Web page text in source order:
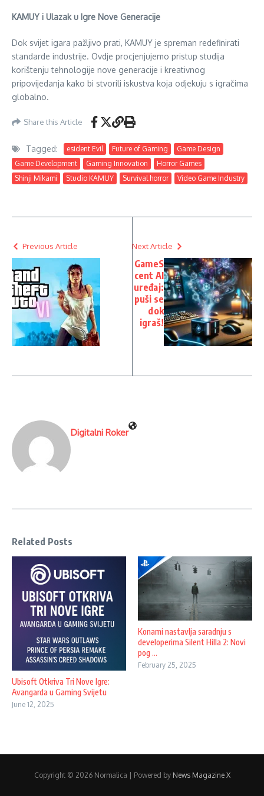
KAMUY i Ulazak u Igre Nove Generacije
Dok svijet igara pažljivo prati, KAMUY je spreman redefinirati
standarde industrije. Ovdje procjenjujemo pristup studija
korištenju tehnologije nove generacije i kreativnog
pripovijedanja kako bi stvorili iskustva koja odjekuju s igračima
globalno.
Share this Article
Tagged: esident Evil Future of Gaming
Game Design
Game Development
Gaming Innovation
Horror Games
Shinji Mikami
Studio KAMUY Survival horror Video Game Industry
Previous Article Next Article
GameS
cent AI
uređaj:
puši se
dok
igraš!
Digitalni Roker
Related Posts
Ubisoft Otkriva Tri Nove Igre:
Avangarda u Gaming Svijetu
June 12, 2025
Konami nastavlja saradnju s
developerima Silent Hilla 2: Novi
pog ...
February 25, 2025
Copyright © 2026 Normalica | Powered by News Magazine X